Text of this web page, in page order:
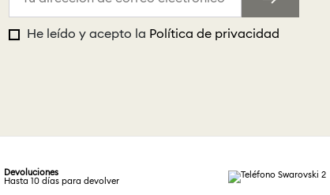
He leído y acepto la Política de privacidad
Devoluciones
Hasta 10 días para devolver